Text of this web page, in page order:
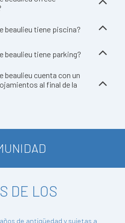
beaulieu tiene piscina?
beaulieu tiene parking?
beaulieu cuenta con un
al final de la
DE LOS
de antigüedad y sujetas a